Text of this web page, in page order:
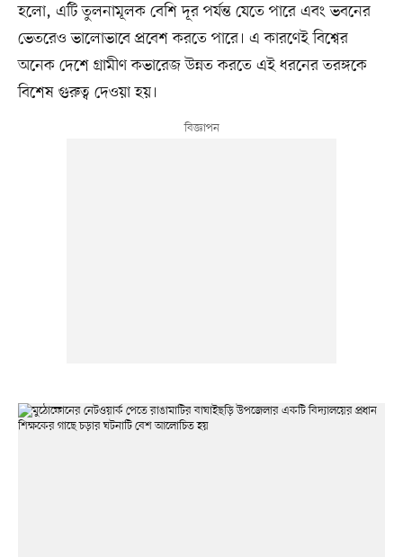
হলো, এটি তুলনামূলক বেশি দূর পর্যন্ত যেতে পারে এবং ভবনের
ভেতরেও ভালোভাবে প্রবেশ করতে পারে। এ কারণেই বিশ্বের
অনেক দেশে গ্রামীণ কভারেজ উন্নত করতে এই ধরনের তরঙ্গকে
বিশেষ গুরুত্ব দেওয়া হয়।